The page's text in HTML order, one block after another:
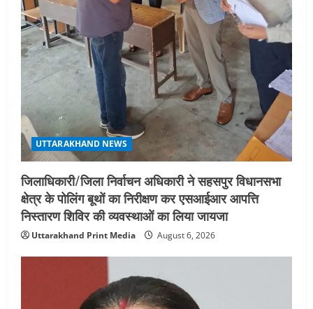
UTTARAKHAND NEWS
जिलाधिकारी/जिला निर्वाचन अधिकारी ने सहसपुर विधानसभा
क्षेत्र के पोलिंग बूथों का निरीक्षण कर एसआईआर आपत्ति
निस्तारण शिविर की व्यवस्थाओं का लिया जायजा
Uttarakhand Print Media August 6, 2026